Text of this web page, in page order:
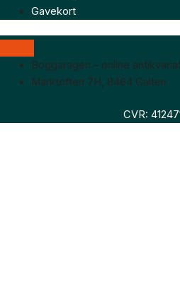
Gavekort
Boggaragen – online
Marktoften 7H, 8464 Galten
CVR: